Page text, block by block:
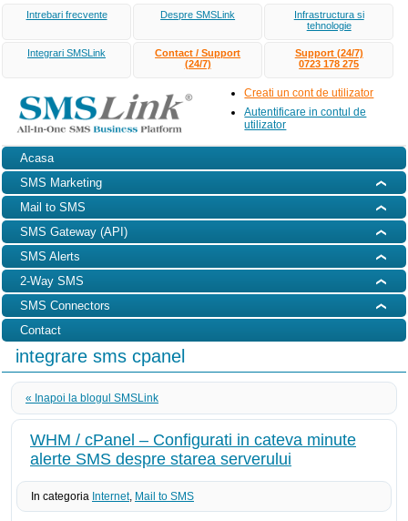
Intrebari frecvente Despre SMSLink
Infrastructura si
tehnologie
Integrari SMSLink
Contact / Support
(24/7)
Support (24/7)
0723 178 275
Creati un cont de utilizator
Autentificare in contul de
utilizator
Acasa
SMS Marketing
Mail to SMS
SMS Gateway (API)
SMS Alerts
2-Way SMS
SMS Connectors
Contact
integrare sms cpanel
« Inapoi la blogul SMSLink
WHM / cPanel – Configurati in cateva minute
alerte SMS despre starea serverului
In categoria Internet, Mail to SMS